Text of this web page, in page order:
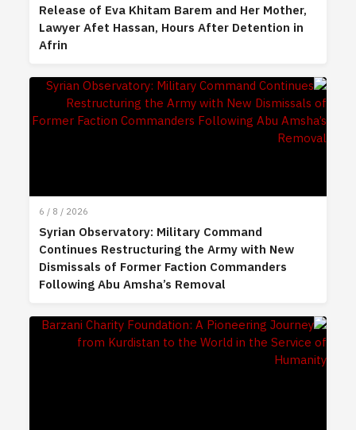
Release of Eva Khitam Barem and Her Mother,
Lawyer Afet Hassan, Hours After Detention in
Afrin
6 / 8 / 2026
Syrian Observatory: Military Command
Continues Restructuring the Army with New
Dismissals of Former Faction Commanders
Following Abu Amsha’s Removal